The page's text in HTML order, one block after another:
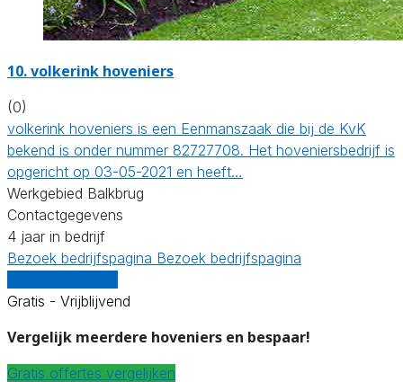
10.volkerink hoveniers
(0)
volkerink hoveniers is een Eenmanszaak die bij de KvK
bekend is onder nummer 82727708. Het hoveniersbedrijf is
opgericht op 03-05-2021 en heeft…
Werkgebied Balkbrug
Contactgegevens
4 jaar in bedrijf
Bezoek bedrijfspagina Bezoek bedrijfspagina
Gratis - Vrijblijvend
Vergelijk meerdere hoveniers en bespaar!
Gratis offertes vergelijken